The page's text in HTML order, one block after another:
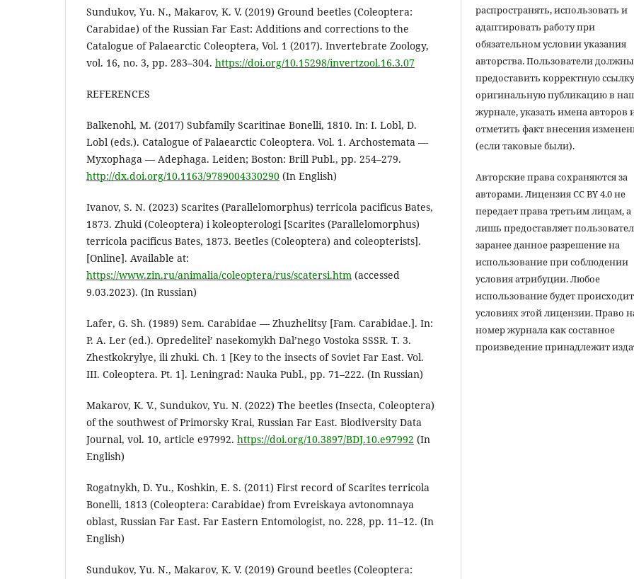
Sundukov, Yu. N., Makarov, K. V. (2019) Ground beetles (Coleoptera:
Carabidae) of the Russian Far East: Additions and corrections to the
Catalogue of Palaearctic Coleoptera, Vol. 1 (2017). Invertebrate Zoology,
vol. 16, no. 3, pp. 283–304. https://doi.org/10.15298/invertzool.16.3.07
REFERENCES
Balkenohl, M. (2017) Subfamily Scaritinae Bonelli, 1810. In: I. Lobl, D.
Lobl (eds.). Catalogue of Palaearctic Coleoptera. Vol. 1. Archostemata —
Myxophaga — Adephaga. Leiden; Boston: Brill Publ., pp. 254–279.
http://dx.doi.org/10.1163/9789004330290 (In English)
Ivanov, S. N. (2023) Scarites (Parallelomorphus) terricola pacificus Bates,
1873. Zhuki (Coleoptera) i koleopterologi [Scarites (Parallelomorphus)
terricola pacificus Bates, 1873. Beetles (Coleoptera) and coleopterists].
[Online]. Available at:
https://www.zin.ru/animalia/coleoptera/rus/scatersi.htm (accessed
9.03.2023). (In Russian)
Lafer, G. Sh. (1989) Sem. Carabidae — Zhuzhelitsy [Fam. Carabidae.]. In:
P. A. Ler (ed.). Opredelitel’ nasekomykh Dal’nego Vostoka SSSR. T. 3.
Zhestkokrylye, ili zhuki. Ch. 1 [Key to the insects of Soviet Far East. Vol.
III. Coleoptera. Pt. 1]. Leningrad: Nauka Publ., pp. 71–222. (In Russian)
Makarov, K. V., Sundukov, Yu. N. (2022) The beetles (Insecta, Coleoptera)
of the southwest of Primorsky Krai, Russian Far East. Biodiversity Data
Journal, vol. 10, article e97992. https://doi.org/10.3897/BDJ.10.e97992 (In
English)
Rogatnykh, D. Yu., Koshkin, E. S. (2011) First record of Scarites terricola
Bonelli, 1813 (Coleoptera: Carabidae) from Evreiskaya avtonomnaya
oblast, Russian Far East. Far Eastern Entomologist, no. 228, pp. 11–12. (In
English)
Sundukov, Yu. N., Makarov, K. V. (2019) Ground beetles (Coleoptera:
распространять, использовать и
адаптировать работу при
обязательном условии указания
авторства. Пользователи должны
предоставить корректную
оригинальную публикацию в
журнале, указать имена авторов
отметить факт внесения
(если таковые были).
Авторские права сохраняются за
авторами. Лицензия CC BY 4.0 не
передает права третьим лицам, а
лишь предоставляет
заранее данное разрешение на
использование при соблюдении
условия атрибуции. Любое
использование будет
условиях этой лицензии. Право
номер журнала как составное
произведение принадлежит